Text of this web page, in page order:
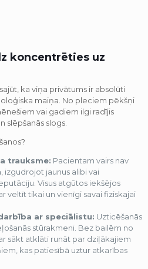
koncentrēties uz
ka viņa privātums ir absolūti
maiņa. No pleciem pēkšņi
vai gadiem ilgi radījis
slēpšanās slogs.
trauksme: Pacientam vairs nav
izgudrojot jaunus alibi vai
Visus atgūtos iekšējos
veltīt tikai un vienīgi savai fiziskajai
ar speciālistu: Uzticēšanās
stūrakmeni. Bez bailēm no
sākt atklāti runāt par dziļākajiem
kas patiesībā uztur atkarības